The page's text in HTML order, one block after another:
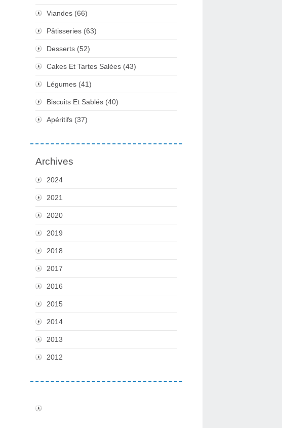
Viandes (66)
Pâtisseries (63)
Desserts (52)
Cakes Et Tartes Salées (43)
Légumes (41)
Biscuits Et Sablés (40)
Apéritifs (37)
Archives
2024
2021
2020
2019
2018
2017
2016
2015
2014
2013
2012